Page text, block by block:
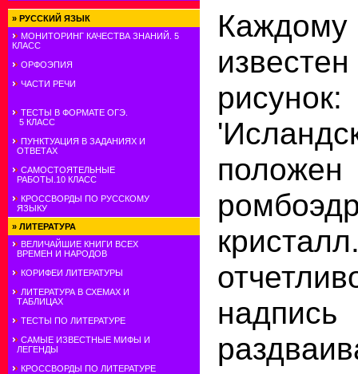
» РУССКИЙ ЯЗЫК
МОНИТОРИНГ КАЧЕСТВА ЗНАНИЙ. 5
КЛАСС
ОРФОЭПИЯ
ЧАСТИ РЕЧИ
ТЕСТЫ В ФОРМАТЕ ОГЭ.
5 КЛАСС
ПУНКТУАЦИЯ В ЗАДАНИЯХ И
ОТВЕТАХ
САМОСТОЯТЕЛЬНЫЕ
РАБОТЫ.10 КЛАСС
КРОССВОРДЫ ПО РУССКОМУ
ЯЗЫКУ
» ЛИТЕРАТУРА
ВЕЛИЧАЙШИЕ КНИГИ ВСЕХ
ВРЕМЕН И НАРОДОВ
КОРИФЕИ ЛИТЕРАТУРЫ
ЛИТЕРАТУРА В СХЕМАХ И
ТАБЛИЦАХ
ТЕСТЫ ПО ЛИТЕРАТУРЕ
САМЫЕ ИЗВЕСТНЫЕ МИФЫ И
ЛЕГЕНДЫ
КРОССВОРДЫ ПО ЛИТЕРАТУРЕ
положен
надпись